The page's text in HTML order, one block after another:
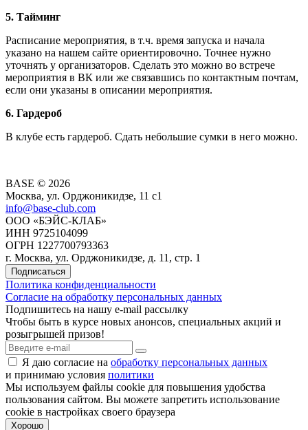
5. Тайминг
Расписание мероприятия, в т.ч. время запуска и начала
указано на нашем сайте ориентировочно. Точнее нужно
уточнять у организаторов. Сделать это можно во встрече
мероприятия в ВК или же связавшись по контактным почтам,
если они указаны в описании мероприятия.
6. Гардероб
В клубе есть гардероб. Сдать небольшие сумки в него можно.
BASE © 2026
Москва, ул. Орджоникидзе, 11 c1
info@base-club.com
ООО «БЭЙС-КЛАБ»
ИНН 9725104099
ОГРН 1227700793363
г. Москва, ул. Орджоникидзе, д. 11, стр. 1
Подписаться
Политика конфиденциальности
Согласие на обработку персональных данных
Подпишитесь на нашу e-mail рассылку
Чтобы быть в курсе новых анонсов, специальных акций и
розыгрышей призов!
Я даю согласие на обработку персональных данных
и принимаю условия политики
Мы используем файлы cookie для повышения удобства
пользования cайтом. Вы можете запретить использование
cookie в настройках своего браузера
Хорошо